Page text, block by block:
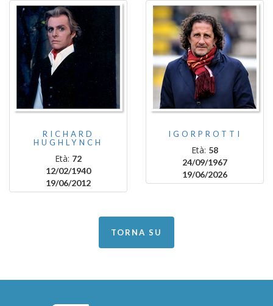
RICHARD
HUGHLYNCH
Età: 72
12/02/1940
19/06/2012
IGORPROTTI
Età: 58
24/09/1967
19/06/2026
TORNA SU